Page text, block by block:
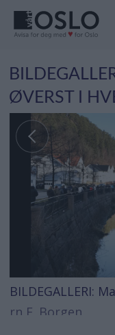
ØVERST I
BILDEGALLERI: Mange mennesker stod i polkø utenfor vinmonopolet i Sandvika. Køen gikk
rn E. Borgen